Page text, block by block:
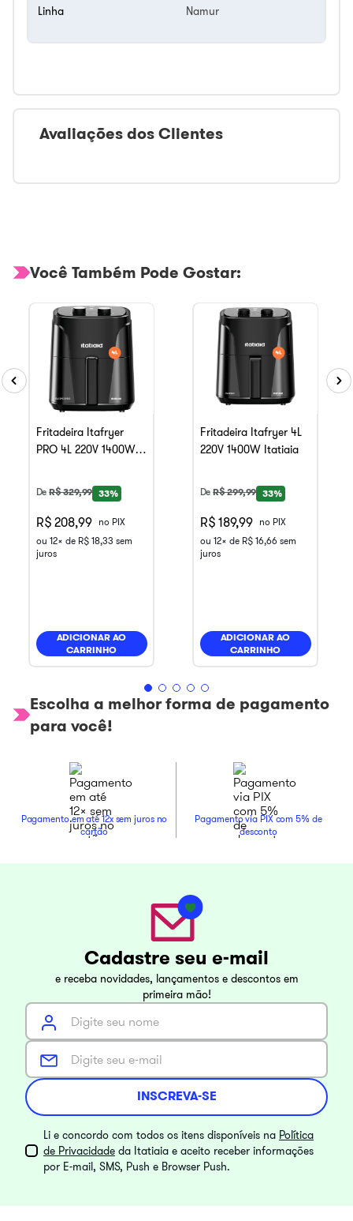
Linha Namur
Avaliações dos Clientes
Você Também Pode Gostar:
Fritadeira Itafryer
PRO 4L 220V 1400W
DeR$329,99 33%
R$ 208,99
no PIX
ou 12x de R$ 18,33 sem
juros
ADICIONAR AO
CARRINHO
Fritadeira Itafryer 4L
220V 1400W Itatiaia
DeR$299,99 33%
R$ 189,99
no PIX
ou 12x de R$ 16,66 sem
juros
ADICIONAR AO
CARRINHO
Escolha a melhor forma de pagamento
para você!
Pagamento em até 12x sem juros no
cartão
Pagamento via PIX com 5% de
desconto
Cadastre seu e-mail
e receba novidades, lançamentos e descontos em
primeira mão!
INSCREVA-SE
Li e concordo com todos os itens disponíveis na Política
de Privacidade da Itatiaia e aceito receber informações
por E-mail, SMS, Push e Browser Push.